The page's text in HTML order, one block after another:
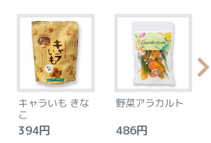
キャラいも きな
こ
394円
野菜アラカルト
486円